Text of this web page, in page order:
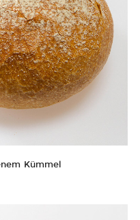
Kümmel